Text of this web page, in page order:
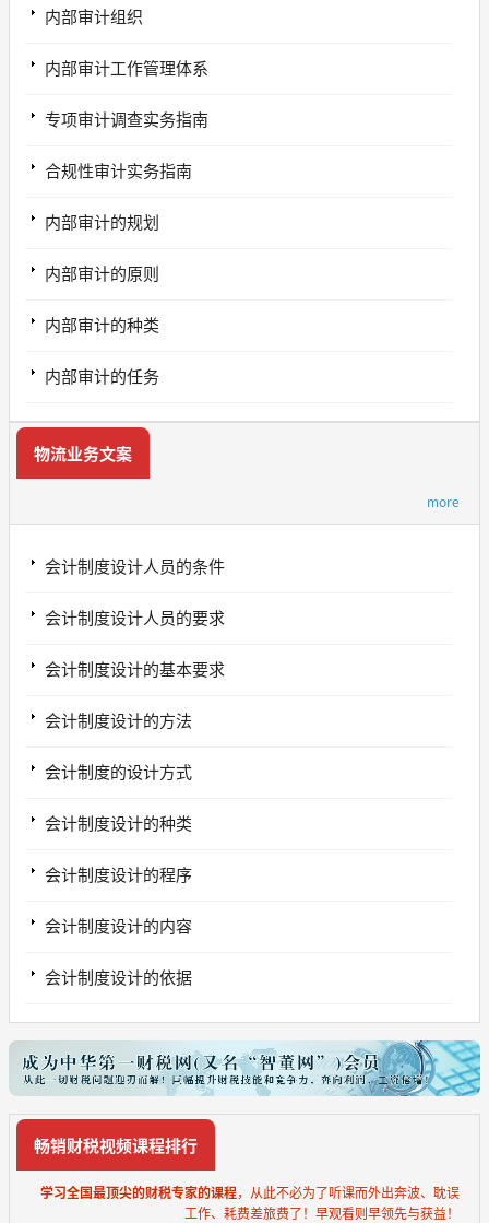
内部审计组织
内部审计工作管理体系
专项审计调查实务指南
合规性审计实务指南
内部审计的规划
内部审计的原则
内部审计的种类
内部审计的任务
物流业务文案
more
会计制度设计人员的条件
会计制度设计人员的要求
会计制度设计的基本要求
会计制度设计的方法
会计制度的设计方式
会计制度设计的种类
会计制度设计的程序
会计制度设计的内容
会计制度设计的依据
畅销财税视频课程排行
学习全国最顶尖的财税专家的课程，从此不必为了听课而外出奔波、耽误
工作、耗费差旅费了！早观看则早领先与获益！